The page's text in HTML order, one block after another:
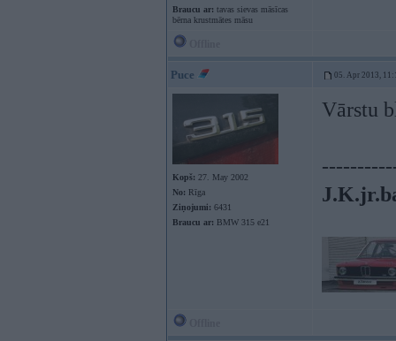
Braucu ar: tavas sievas māsīcas
bērna krustmātes māsu
Puce 05. Apr 2013,
Kopš: 27. May 2002
No: Rīga
Ziņojumi: 6431
Braucu ar: BMW 315 e21
Vārstu